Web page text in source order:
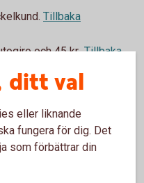
Tillbaka
och 45 kr Tillbaka
ditt val
eller liknande
fungera för dig. Det
som förbättrar din